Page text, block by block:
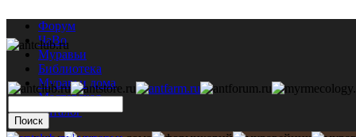
Форум
ЧаВо
Муравьи
Библиотека
Муравьи дома
Мастерская
Каталог